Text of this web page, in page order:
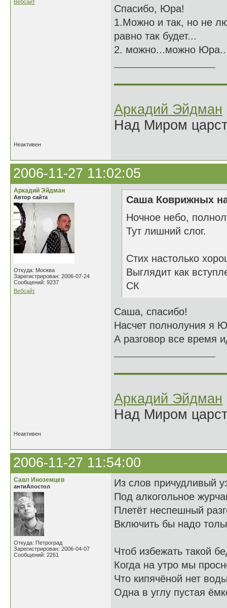
Вебсайт
Спасибо, Юра!
1.Можно и так, но не
равно так будет...
2. можно...можно
Аркадий Эйдман
Над Миром
Неактивен
2006-11-27 11:02:05
Аркадий Эйдман
Автор сайта
Откуда: Москва
Зарегистрирован: 2006-07-24
Сообщений: 9237
Вебсайт
Саша Коврижных
Ночное небо,
Тут лишний слог.
Стих настолько
Выглядит как
СК
Саша, спасибо!
Насчет полнолуния я
А разговор все время
Аркадий Эйдман
Над Миром
Неактивен
2006-11-27 11:54:00
Савл Иноземцев
антиАпостол
Откуда: Петроград
Зарегистрирован: 2006-04-07
Сообщений: 2261
Из слов причудливый
Под алкогольное
Плетёт неспешный
Включить бы надо
Чтоб избежать такой
Когда на утро мы
Что кипячёной нет
Одна в углу пустая